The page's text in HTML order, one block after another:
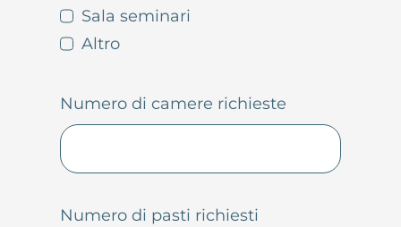
Sala seminari
Altro
Numero di camere richieste
Numero di pasti richiesti